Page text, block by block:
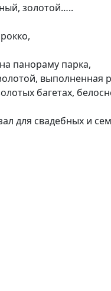
золотой…..
панораму парка,
выполненная
багетах,
для свадебных и